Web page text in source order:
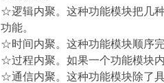
☆逻辑内聚。这种功能模块把几
功能。
☆时间内聚。这种功能模块顺序
☆过程内聚。如果一个功能模块
☆通信内聚。这种功能模块除了